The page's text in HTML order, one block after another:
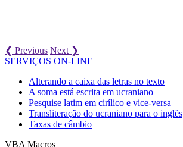
❮ Previous Next ❯
SERVIÇOS ON-LINE
Alterando a caixa das letras no texto
A soma está escrita em ucraniano
Pesquise latim em cirílico e vice-versa
Transliteração do ucraniano para o inglês
Taxas de câmbio
VBA Macros